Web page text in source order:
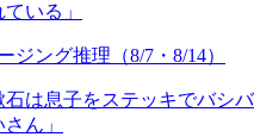
いる」
ジング推理（8/7・8/14）
石は息子をステッキでバシバ
ん」